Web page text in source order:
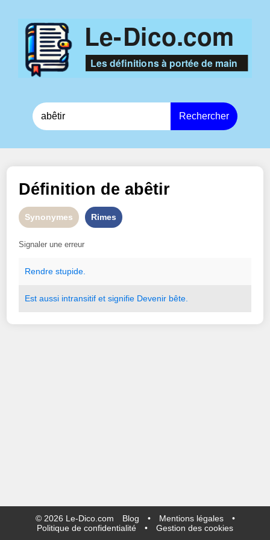
Rechercher
Définition deabêtir
Synonymes Rimes
Signaler une erreur
Rendre stupide.
Est aussi intransitif et signifie Devenir bête.
© 2026 Le-Dico.com Blog • Mentions légales
•
Politique de confidentialité
• Gestion des cookies